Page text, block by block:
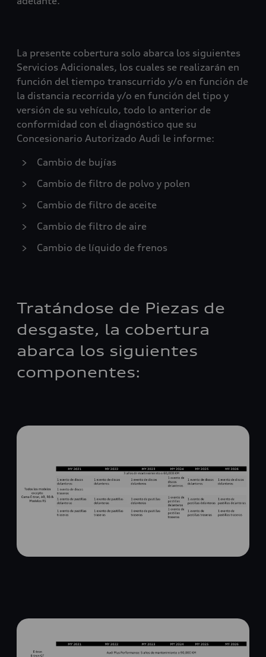
La presente cobertura solo abarca los siguientes
Servicios Adicionales, los cuales se realizarán en
función del tiempo transcurrido y/o en función de
la distancia recorrida y/o en función del tipo y
versión de su vehículo, todo lo anterior de
conformidad con el diagnóstico que su
Concesionario Autorizado Audi le informe:
Cambio de bujías
Cambio de filtro de polvo y polen
Cambio de filtro de aceite
Cambio de filtro de aire
Cambio de líquido de frenos
Tratándose de Piezas de
desgaste, la cobertura
abarca los siguientes
componentes: